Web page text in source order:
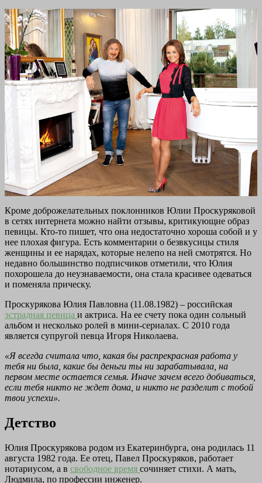
Кроме доброжелательных поклонников Юлии Проскуряковой
в сетях интернета можно найти отзывы, критикующие образ
певицы. Кто-то пишет, что она недостаточно хороша собой и у
нее плохая фигура. Есть комментарии о безвкусицы стиля
женщины и ее нарядах, которые нелепо на ней смотрятся. Но
недавно большинство подписчиков отметили, что Юлия
похорошела до неузнаваемости, она стала красивее одеваться
и поменяла прическу.
Проскурякова Юлия Павловна (11.08.1982) – российская
эстрадная певица и актриса. На ее счету пока один сольный
альбом и несколько ролей в мини-сериалах. С 2010 года
является супругой певца Игоря Николаева.
«Я всегда считала что, какая бы распрекрасная работа у
тебя ни была, какие бы деньги ты ни зарабатывала, на
первом месте остается семья. Иначе зачем всего добиваться,
если тебя никто не ждет дома, и никто не разделит с тобой
твои успехи».
Детство
Юлия Проскурякова родом из Екатеринбурга, она родилась 11
августа 1982 года. Ее отец, Павел Проскуряков, работает
нотариусом, а в свободное время сочиняет стихи. А мать,
Людмила, по профессии инженер.